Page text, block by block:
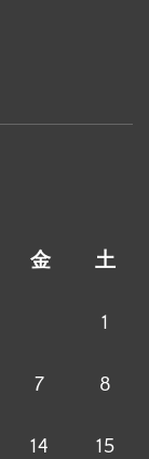
金 土
1
7 8
14 15